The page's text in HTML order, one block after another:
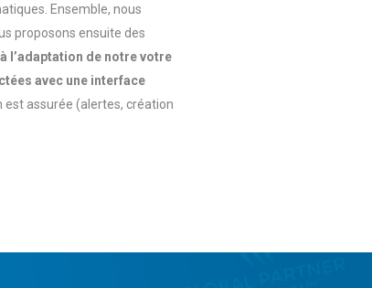
Ensemble, nous
proposons ensuite des
l’adaptation de notre votre
avec une interface
est assurée (alertes, création